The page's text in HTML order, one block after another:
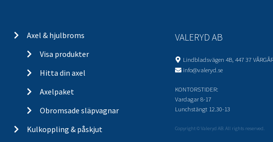
Axel & hjulbroms
Visa produkter
Hitta din axel
Axelpaket
Obromsade släpvagnar
Kulkoppling & påskjut
VALERYD AB
Lindbladsvägen 4B, 447 37
info@valeryd.se
KONTORSTIDER:
Vardagar 8-17
Lunchstängt 12.30-13
Copyright © Valeryd AB. All rights reserved.